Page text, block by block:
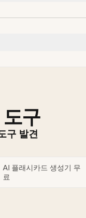
구
구 발견
AI 플래시카드 생성기 무
료